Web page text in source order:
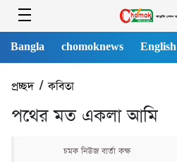
Bangla chomoknews English
প্রচ্ছদ/কবিতা
পথের মত একলা আমি
চমক নিউজ বার্তা কক্ষ